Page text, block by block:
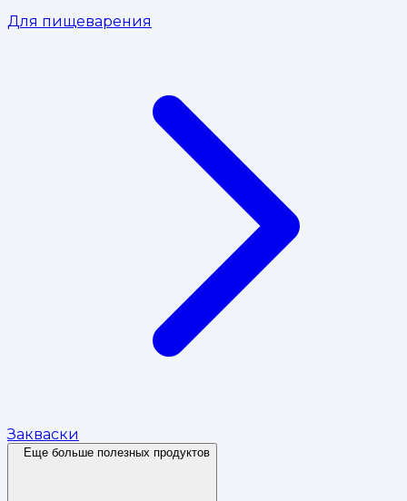
Для пищеварения
Закваски
Еще больше полезных продуктов